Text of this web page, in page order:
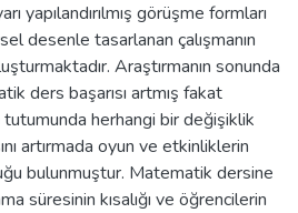
yapılandırılmış görüşme formları
desenle tasarlanan çalışmanın
Araştırmanın sonunda
ders başarısı artmış fakat
herhangi bir değişiklik
artırmada oyun ve etkinliklerin
bulunmuştur. Matematik dersine
süresinin kısalığı ve öğrencilerin